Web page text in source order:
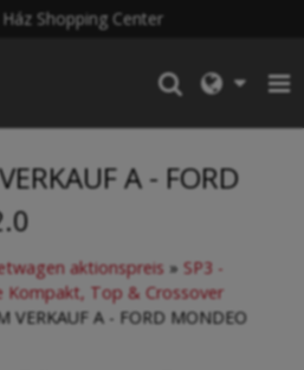
Shopping Center
A - FORD
aktionspreis » SP3 -
Kompakt, Top & Crossover
VERKAUF A - FORD MONDEO